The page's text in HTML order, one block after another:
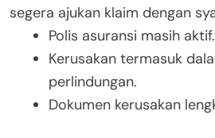
segera ajukan klaim dengan
Polis asuransi masih aktif.
Kerusakan termasuk
perlindungan.
Dokumen kerusakan